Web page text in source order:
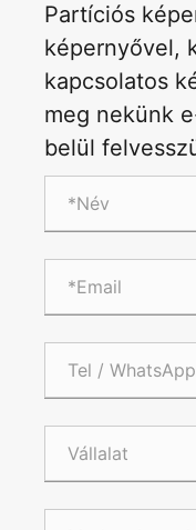
Partíciós
képernyővel,
kapcsolatos
meg nekünk
belül